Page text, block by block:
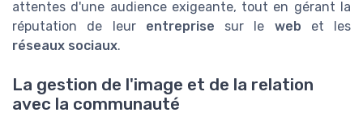
attentes d'une audience exigeante, tout en gérant la
réputation de leur entreprise sur le web et les
réseaux sociaux.
La gestion de l'image et de la relation
avec la communauté